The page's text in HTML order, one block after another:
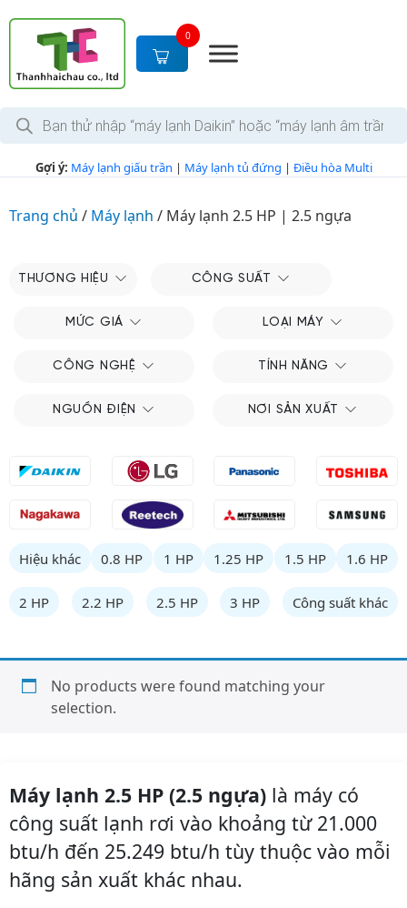
c
0
T
m
i Gợi ý: Máy lạnh giấu trần | Máy lạnh tủ đứng | Điều hòa Multi
Trang chủ / Máy lạnh / Máy lạnh 2.5 HP | 2.5 ngựa
THƯƠNG HIỆU CÔNG SUẤT
MỨC GIÁ LOẠI MÁY
CÔNG NGHỆ TÍNH NĂNG
NGUỒN ĐIỆN NƠI SẢN XUẤT
Hiệu khác 0.8 HP 1 HP 1.25 HP 1.5 HP 1.6 HP
2 HP 2.2 HP 2.5 HP 3 HP Công suất khác
No products were found matching your
selection.
Máy lạnh 2.5 HP (2.5 ngựa) là máy có
công suất lạnh rơi vào khoảng từ 21.000
btu/h đến 25.249 btu/h tùy thuộc vào mỗi
hãng sản xuất khác nhau.